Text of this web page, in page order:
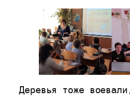
Деревья тоже